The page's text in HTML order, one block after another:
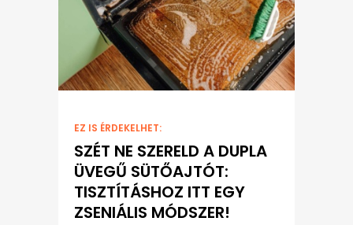
EZ IS ÉRDEKELHET:
SZÉT NE SZERELD A DUPLA
ÜVEGŰ SÜTŐAJTÓT:
TISZTÍTÁSHOZ ITT EGY
ZSENIÁLIS MÓDSZER!